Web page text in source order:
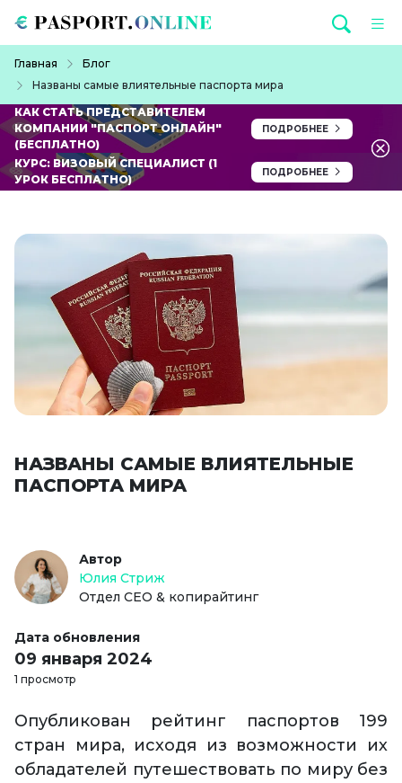
Главная
Блог
Названы самые влиятельные паспорта мира
КАК СТАТЬ ПРЕДСТАВИТЕЛЕМ
КОМПАНИИ "ПАСПОРТ ОНЛАЙН"
(БЕСПЛАТНО)
ПОДРОБНЕЕ
КУРС: ВИЗОВЫЙ СПЕЦИАЛИСТ (1
УРОК БЕСПЛАТНО)
ПОДРОБНЕЕ
НАЗВАНЫ САМЫЕ ВЛИЯТЕЛЬНЫЕ
ПАСПОРТА МИРА
Автор
Юлия Стриж
Отдел СЕО & копирайтинг
Дата обновления
09 января 2024
1 просмотр
Опубликован рейтинг паспортов 199
стран мира, исходя из возможности их
обладателей путешествовать по миру без